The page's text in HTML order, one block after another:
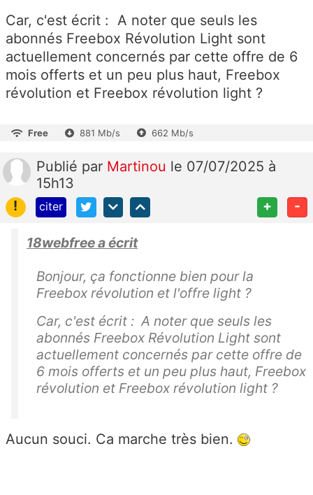
Car, c'est écrit : A noter que seuls les
abonnés Freebox Révolution Light sont
actuellement concernés par cette offre de 6
mois offerts et un peu plus haut, Freebox
révolution et Freebox révolution light ?
Free 881 Mb/s 662 Mb/s
Publié par Martinou le 07/07/2025 à
15h13
!
citer + -
18webfree a écrit
Bonjour, ça fonctionne bien pour la
Freebox révolution et l'offre light ?
Car, c'est écrit : A noter que seuls les
abonnés Freebox Révolution Light sont
actuellement concernés par cette offre de
6 mois offerts et un peu plus haut, Freebox
révolution et Freebox révolution light ?
Aucun souci. Ca marche très bien.